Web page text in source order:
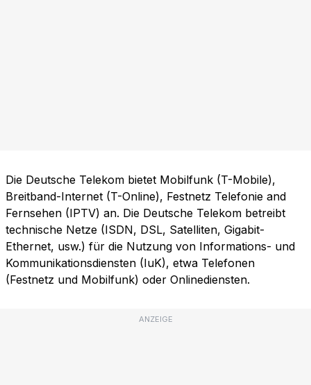
Die Deutsche Telekom bietet Mobilfunk (T-Mobile),
Breitband-Internet (T-Online), Festnetz Telefonie and
Fernsehen (IPTV) an. Die Deutsche Telekom betreibt
technische Netze (ISDN, DSL, Satelliten, Gigabit-
Ethernet, usw.) für die Nutzung von Informations- und
Kommunikationsdiensten (IuK), etwa Telefonen
(Festnetz und Mobilfunk) oder Onlinediensten.
ANZEIGE